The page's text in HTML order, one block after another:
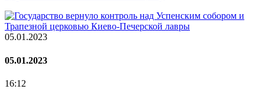
05.01.2023
05.01.2023
16:12